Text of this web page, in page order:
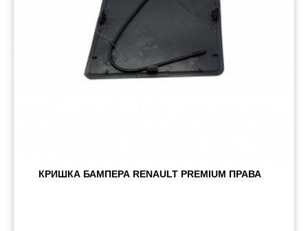
КРИШКА БАМПЕРА RENAULT PREMIUM ПРАВА